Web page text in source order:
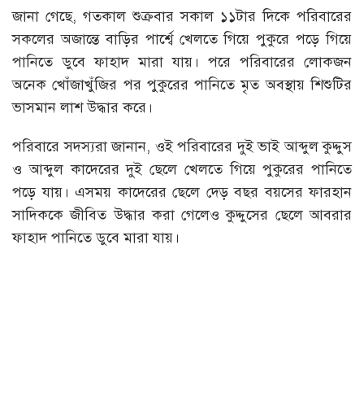
জানা গেছে, গতকাল শুক্রবার সকাল ১১টার দিকে পরিবারের
সকলের অজান্তে বাড়ির পার্শ্বে খেলতে গিয়ে পুকুরে পড়ে গিয়ে
পানিতে ডুবে ফাহাদ মারা যায়। পরে পরিবারের লোকজন
অনেক খোঁজাখুঁজির পর পুকুরের পানিতে মৃত অবস্থায় শিশুটির
ভাসমান লাশ উদ্ধার করে।
পরিবারে সদস্যরা জানান, ওই পরিবারের দুই ভাই আব্দুল কুদ্দুস
ও আব্দুল কাদেরের দুই ছেলে খেলতে গিয়ে পুকুরের পানিতে
পড়ে যায়। এসময় কাদেরের ছেলে দেড় বছর বয়সের ফারহান
সাদিককে জীবিত উদ্ধার করা গেলেও কুদ্দুসের ছেলে আবরার
ফাহাদ পানিতে ডুবে মারা যায়।